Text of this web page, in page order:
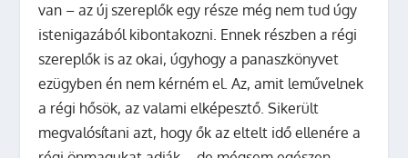
van – az új szereplők egy része még nem tud úgy
istenigazából kibontakozni. Ennek részben a régi
szereplők is az okai, úgyhogy a panaszkönyvet
ezügyben én nem kérném el. Az, amit leművelnek
a régi hősök, az valami elképesztő. Sikerült
megvalósítani azt, hogy ők az eltelt idő ellenére a